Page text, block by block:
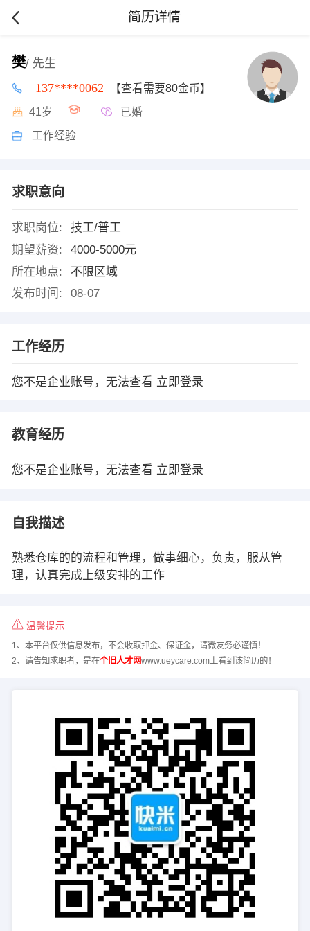
简历详情
樊/ 先生
137****0062 【查看需要80金币】
41岁 已婚
工作经验
求职意向
求职岗位:
技工/普工
期望薪资:
4000-5000元
所在地点:
不限区域
发布时间:
08-07
工作经历
您不是企业账号，无法查看 立即登录
教育经历
您不是企业账号，无法查看 立即登录
自我描述
熟悉仓库的的流程和管理，做事细心，负责，服从管
理，认真完成上级安排的工作
温馨提示
1、本平台仅供信息发布，不会收取押金、保证金，请微友务必谨慎！
2、请告知求职者，是在个旧人才网www.ueycare.com上看到该简历的！